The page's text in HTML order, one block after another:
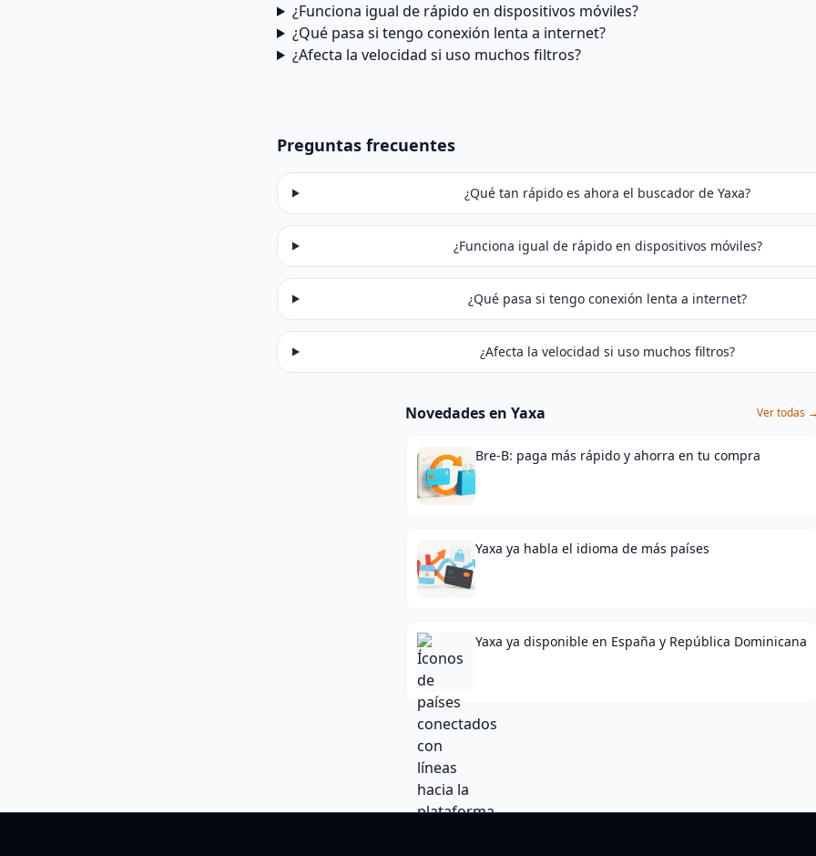
¿Funciona igual de rápido en dispositivos móviles?
¿Qué pasa si tengo conexión lenta a internet?
¿Afecta la velocidad si uso muchos filtros?
Preguntas frecuentes
¿Qué tan rápido es ahora el buscador de Yaxa?
¿Funciona igual de rápido en dispositivos móviles?
¿Qué pasa si tengo conexión lenta a internet?
¿Afecta la velocidad si uso muchos filtros?
Novedades en Yaxa Ver todas
Bre-B: paga más rápido y ahorra en tu compra
Yaxa ya habla el idioma de más países
Yaxa ya disponible en España y República Dominicana